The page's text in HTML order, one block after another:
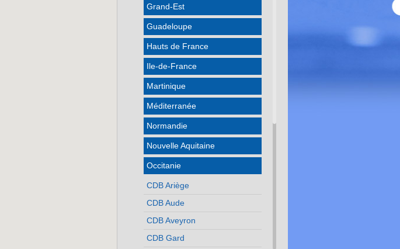
Grand-Est
Guadeloupe
Hauts de France
Ile-de-France
Martinique
Méditerranée
Normandie
Nouvelle Aquitaine
Occitanie
CDB Ariège
CDB Aude
CDB Aveyron
CDB Gard